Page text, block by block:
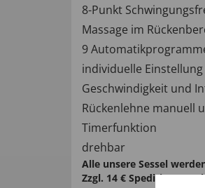
8-Punkt
Massage im
9
individuelle
Geschwindigkeit und
Rückenlehne manuell
Timerfunktion
drehbar
Alle unsere Sessel
Zzgl. 14 €